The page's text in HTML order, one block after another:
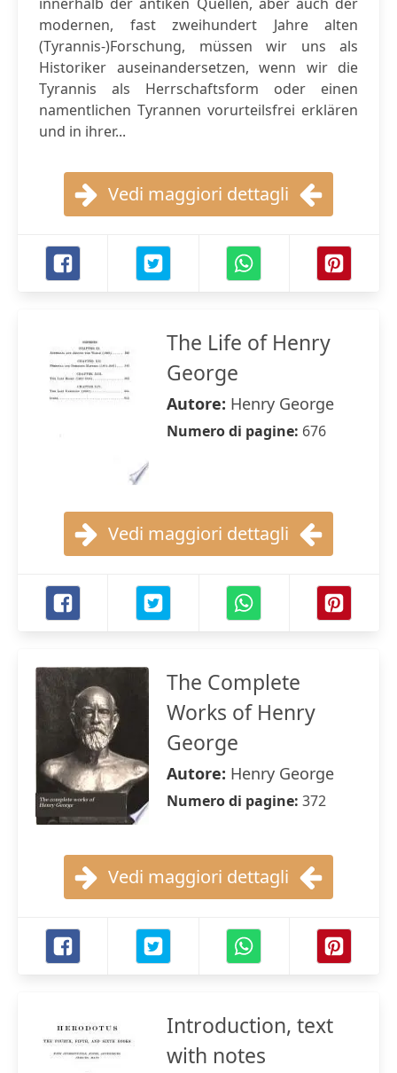
modernen, fast zweihundert Jahre alten
(Tyrannis-)Forschung, müssen wir uns als
Historiker auseinandersetzen, wenn wir die
Tyrannis als Herrschaftsform oder einen
namentlichen Tyrannen vorurteilsfrei erklären
und in ihrer...
Vedi maggiori dettagli
The Life of Henry
George
Autore: Henry George
Numero di pagine: 676
Vedi maggiori dettagli
The Complete
Works of Henry
George
Autore: Henry George
Numero di pagine: 372
Vedi maggiori dettagli
Introduction, text
with notes